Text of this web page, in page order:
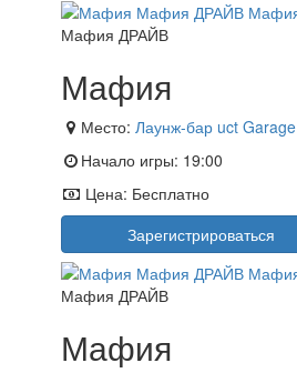
Мафия ДРАЙВ
Мафия
Место: Лаунж-бар uct Garage
Начало игры: 19:00
Цена: Бесплатно
Зарегистрироваться
Мафия ДРАЙВ
Мафия